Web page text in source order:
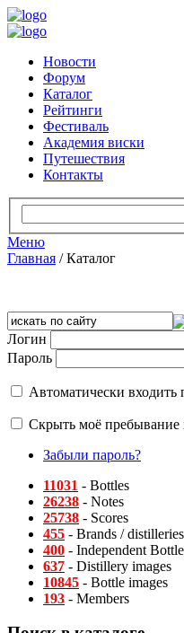
Новости
Форум
Каталог
Рейтинги
Фестиваль
Академия виски
Путешествия
Контакты
Меню
Главная /Каталог
Логин
Пароль
Автоматически
Скрыть моё пребывание
Забыли пароль?
11031 - Bottles
26238 - Notes
25738 - Scores
455 - Brands / distilleries
400 - Independent
637 - Distillery images
10845 - Bottle images
193 - Members